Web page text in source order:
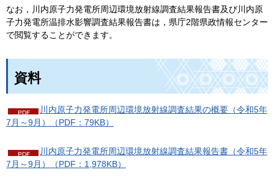
なお，川内原子力発電所周辺環境放射線調査結果報告書及び川内原
子力発電所温排水影響調査結果報告書は，県庁2階県政情報センター
で閲覧することができます。
資料
川内原子力発電所周辺環境放射線調査結果の概要（令和5年
7月～9月）（PDF：79KB）
川内原子力発電所周辺環境放射線調査結果報告書（令和5年
7月～9月）（PDF：1,978KB）